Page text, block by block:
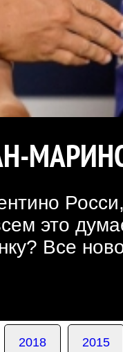
это
Все
2018 2015